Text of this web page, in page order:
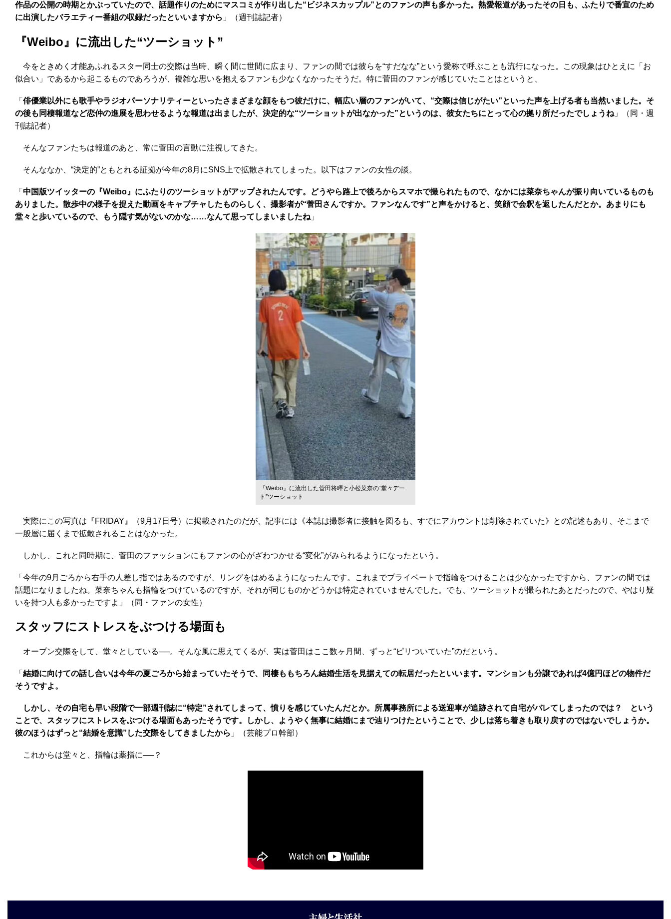
作品の公開の時期とかぶっていたので、話題作りのためにマスコミが作り出した“ビジネスカップル”とのファンの声も多かった。熱愛報道があったその日も、ふたりで番宣のため
に出演したバラエティー番組の収録だったといいますから 」（週刊誌記者）
『Weibo』に流出した“ツーショット”
今をときめく才能あふれるスター同士の交際は当時、瞬く間に世間に広まり、ファンの間では彼らを“すだなな”という愛称で呼ぶことも流行になった。この現象はひとえに「お
似合い」であるから起こるものであろうが、複雑な思いを抱えるファンも少なくなかったそうだ。特に菅田のファンが感じていたことはというと、
「 俳優業以外にも歌手やラジオパーソナリティーといったさまざまな顔をもつ彼だけに、幅広い層のファンがいて、“交際は信じがたい”といった声を上げる者も当然いました。そ
の後も同棲報道など恋仲の進展を思わせるような報道は出ましたが、決定的な“ツーショットが出なかった”というのは、彼女たちにとって心の拠り所だったでしょうね 」（同・週
刊誌記者）
そんなファンたちは報道のあと、常に菅田の言動に注視してきた。
そんななか、“決定的”ともとれる証拠が今年の8月にSNS上で拡散されてしまった。以下はファンの女性の談。
「 中国版ツイッターの『Weibo』にふたりのツーショットがアップされたんです。どうやら路上で後ろからスマホで撮られたもので、なかには菜奈ちゃんが振り向いているものも
ありました。散歩中の様子を捉えた動画をキャプチャしたものらしく、撮影者が“菅田さんですか。ファンなんです”と声をかけると、笑顔で会釈を返したんだとか。あまりにも
堂々と歩いているので、もう隠す気がないのかな……なんて思ってしまいましたね」
『Weibo』に流出した菅田将暉と小松菜奈の“堂々デー
ト”ツーショット
実際にこの写真は『FRIDAY』（9月17日号）に掲載されたのだが、記事には《本誌は撮影者に接触を図るも、すでにアカウントは削除されていた》との記述もあり、そこまで
一般層に届くまで拡散されることはなかった。
しかし、これと同時期に、菅田のファッションにもファンの心がざわつかせる“変化”がみられるようになったという。
「今年の9月ごろから右手の人差し指ではあるのですが、リングをはめるようになったんです。これまでプライベートで指輪をつけることは少なかったですから、ファンの間では
話題になりましたね。菜奈ちゃんも指輪をつけているのですが、それが同じものかどうかは特定されていませんでした。でも、ツーショットが撮られたあとだったので、やはり疑
いを持つ人も多かったですよ」（同・ファンの女性）
スタッフにストレスをぶつける場面も
オープン交際をして、堂々としている──。そんな風に思えてくるが、実は菅田はここ数ヶ月間、ずっと“ピリついていた”のだという。
「 結婚に向けての話し合いは今年の夏ごろから始まっていたそうで、同棲ももちろん結婚生活を見据えての転居だったといいます。マンションも分譲であれば4億円ほどの物件だ
そうですよ。
しかし、その自宅も早い段階で一部週刊誌に“特定”されてしまって、憤りを感じていたんだとか。所属事務所による送迎車が追跡されて自宅がバレてしまったのでは？ という
ことで、スタッフにストレスをぶつける場面もあったそうです。しかし、ようやく無事に結婚にまで辿りつけたということで、少しは落ち着きも取り戻すのではないでしょうか。
彼のほうはずっと“結婚を意識”した交際をしてきましたから 」（芸能プロ幹部）
これからは堂々と、指輪は薬指に──？